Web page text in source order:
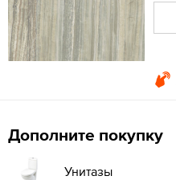
Дополните покупку
Унитазы